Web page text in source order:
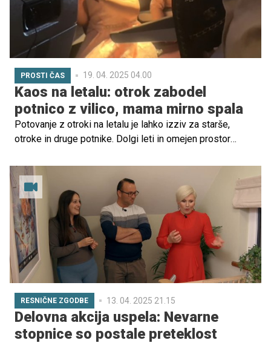
PROSTI ČAS 19. 04. 2025 04.00
Kaos na letalu: otrok zabodel
potnico z vilico, mama mirno spala
Potovanje z otroki na letalu je lahko izziv za starše,
otroke in druge potnike. Dolgi leti in omejen prostor
odgovorni za to, da njihovi otroci ne motijo drugih
potnikov, a to ni vedno lahka naloga.
RESNIČNE ZGODBE 13. 04. 2025 21.15
Delovna akcija uspela: Nevarne
stopnice so postale preteklost